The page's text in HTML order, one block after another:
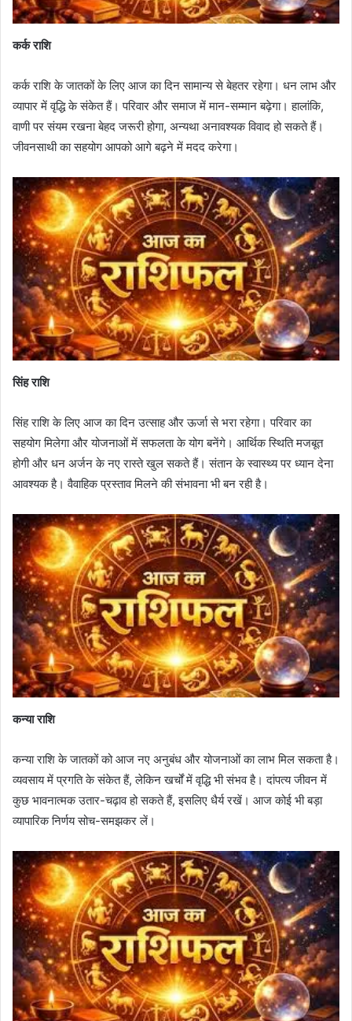
कर्क राशि
कर्क राशि के जातकों के लिए आज का दिन सामान्य से बेहतर रहेगा। धन लाभ और
व्यापार में वृद्धि के संकेत हैं। परिवार और समाज में मान-सम्मान बढ़ेगा। हालांकि,
वाणी पर संयम रखना बेहद जरूरी होगा, अन्यथा अनावश्यक विवाद हो सकते हैं।
जीवनसाथी का सहयोग आपको आगे बढ़ने में मदद करेगा।
सिंह राशि
सिंह राशि के लिए आज का दिन उत्साह और ऊर्जा से भरा रहेगा। परिवार का
सहयोग मिलेगा और योजनाओं में सफलता के योग बनेंगे। आर्थिक स्थिति मजबूत
होगी और धन अर्जन के नए रास्ते खुल सकते हैं। संतान के स्वास्थ्य पर ध्यान देना
आवश्यक है। वैवाहिक प्रस्ताव मिलने की संभावना भी बन रही है।
कन्या राशि
कन्या राशि के जातकों को आज नए अनुबंध और योजनाओं का लाभ मिल सकता है।
व्यवसाय में प्रगति के संकेत हैं, लेकिन खर्चों में वृद्धि भी संभव है। दांपत्य जीवन में
कुछ भावनात्मक उतार-चढ़ाव हो सकते हैं, इसलिए धैर्य रखें। आज कोई भी बड़ा
व्यापारिक निर्णय सोच-समझकर लें।